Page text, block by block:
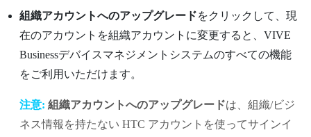
組織アカウントへのアップグレードをクリックして、現
在のアカウントを組織アカウントに変更すると、 VIVE
Businessデバイスマネジメントシステムのすべての機能
をご利用いただけます。
注意: 組織アカウントへのアップグレードは、組織/ビジ
ネス情報を持たない HTC アカウントを使ってサインイ